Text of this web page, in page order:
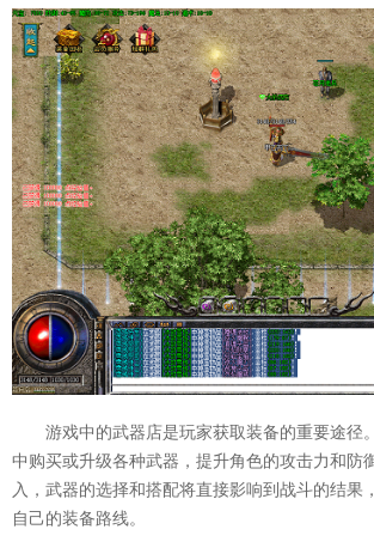
游戏中的武器店是玩家获取装备的重要途径
中购买或升级各种武器，提升角色的攻击力和防
入，武器的选择和搭配将直接影响到战斗的结果
自己的装备路线。